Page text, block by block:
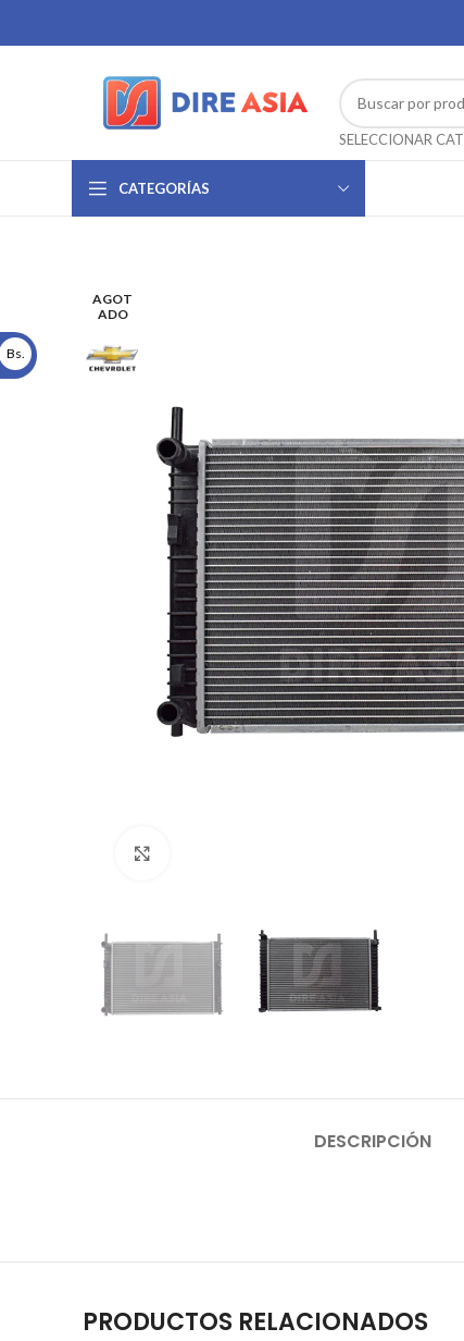
CATEGORÍAS
AGOT
ADO
DESCRIPCIÓN
PRODUCTOS RELACIONADOS
Bs.